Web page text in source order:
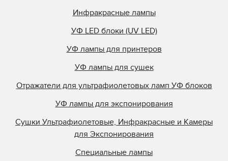
Инфракрасные лампы
УФ LED блоки (UV LED)
УФ лампы для принтеров
УФ лампы для сушек
Отражатели для ультрафиолетовых ламп УФ блоков
УФ лампы для экспонирования
Сушки Ультрафиолетовые, Инфракрасные и Камеры
для Экспонирования
Специальные лампы